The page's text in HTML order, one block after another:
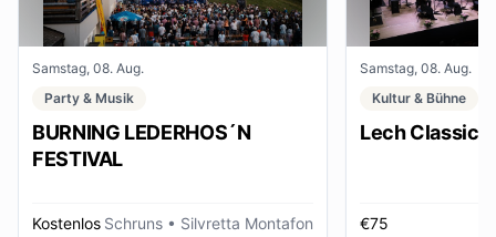
Samstag, 08. Aug.
Party & Musik
BURNING LEDERHOS´N
FESTIVAL
Kostenlos Schruns • Silvretta Montafon
Samstag, 08. Aug.
Kultur & Bühne
Lech Classic
€75